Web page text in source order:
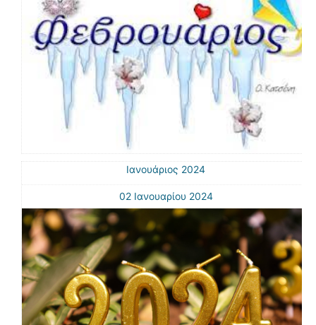
Ιανουάριος 2024
02 Ιανουαρίου 2024